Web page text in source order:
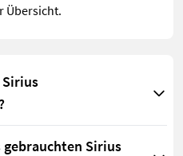
Übersicht.
Sirius